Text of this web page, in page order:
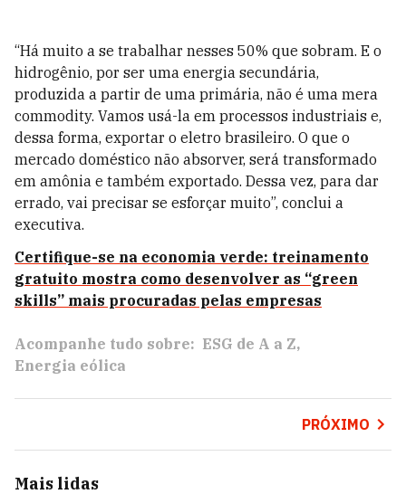
“Há muito a se trabalhar nesses 50% que sobram. E o
hidrogênio, por ser uma energia secundária,
produzida a partir de uma primária, não é uma mera
commodity. Vamos usá-la em processos industriais e,
dessa forma, exportar o eletro brasileiro. O que o
mercado doméstico não absorver, será transformado
em amônia e também exportado. Dessa vez, para dar
errado, vai precisar se esforçar muito”, conclui a
executiva.
Certifique-se na economia verde: treinamento
gratuito mostra como desenvolver as “green
skills” mais procuradas pelas empresas
Acompanhe tudo sobre: ESG de A a Z
Energia eólica
PRÓXIMO
Mais lidas